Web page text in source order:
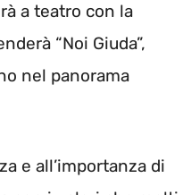
a teatro con la
“Noi Giuda”,
nel panorama
e all’importanza di